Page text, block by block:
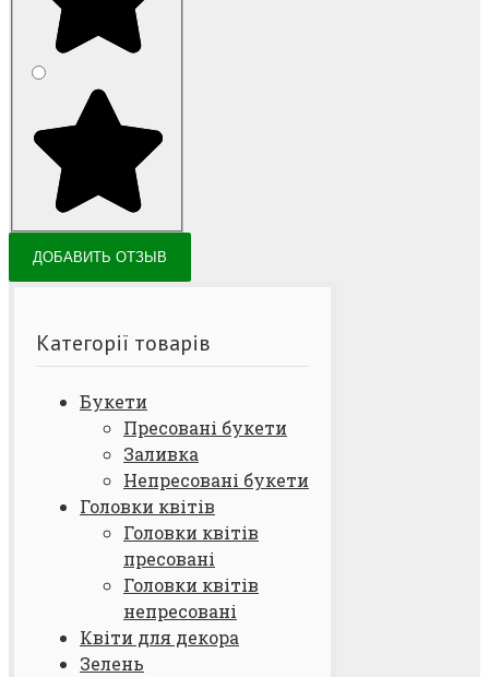
Категорії товарів
Букети
Пресовані букети
Заливка
Непресовані букети
Головки квітів
Головки квітів
пресовані
Головки квітів
непресовані
Квіти для декора
Зелень